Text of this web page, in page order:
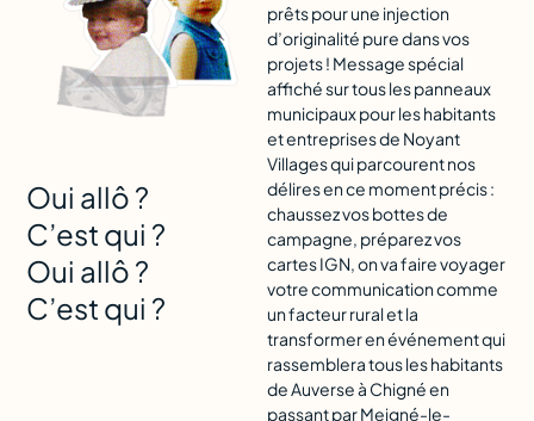
Oui allô ?
C’est qui ?
Oui allô ?
C’est qui ?
prêts pour une injection
d’originalité pure dans vos
projets ! Message spécial
affiché sur tous les panneaux
municipaux pour les habitants
et entreprises de Noyant
Villages qui parcourent nos
délires en ce moment précis :
chaussez vos bottes de
campagne, préparez vos
cartes IGN, on va faire voyager
votre communication comme
un facteur rural et la
transformer en événement qui
rassemblera tous les habitants
de Auverse à Chigné en
passant par Meigné-le-